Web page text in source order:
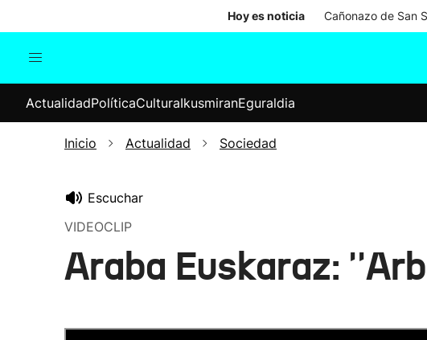
Hoy es noticia Cañonazo de San
Internacional
Elecciones
ActualidadPolíticaCulturaIkusmiranEguraldia
Inicio Actualidad Sociedad
Escuchar
VIDEOCLIP
Araba Euskaraz: